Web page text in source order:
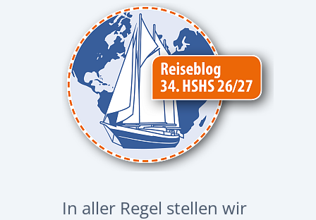
In aller Regel stellen wir